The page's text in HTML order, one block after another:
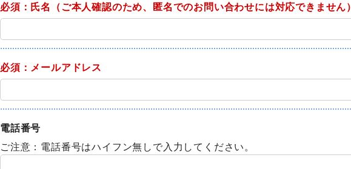
必須：氏名 （ご本人確認のため、匿名でのお問い合わせには対応できません）
必須：メールアドレス
電話番号
ご注意：電話番号はハイフン無しで入力してください。